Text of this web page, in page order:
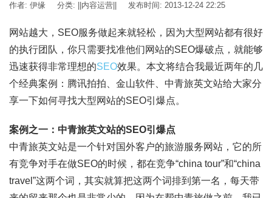
作者: 伊缘 分类: ||内容运营|| 发布时间: 2013-12-24 22:25
网站越大，SEO服务做起来就轻松，因为大型网站都有很好
的执行团队，你只需要找准他们网站的SEO爆破点，就能够
迅速获得非常理想的SEO效果。本文将结合我最近两年的几
个经典案例：腾讯拍拍、金山软件、中青旅英文站给大家分
享一下如何寻找大型网站的SEO引爆点。
案例之一：中青旅英文站的SEO引爆点
中青旅英文站是一个针对国外客户的旅游服务网站，它的所
有竞争对手在做SEO的时候，都在竞争“china tour”和“china
travel”这两个词，其实就算把这两个词排到第一名，每天带